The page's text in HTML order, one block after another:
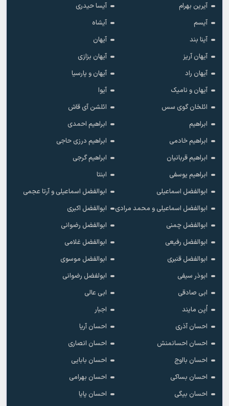
آیرین بهرام
آیسا حیدری
آیسم
آیشاه
آینا بند
آیهان
آیهان آریز
آیهان بزازی
آیهان راد
آیهان و پارسیا
آیهان و نامیک
آیوا
ائلخان گوی سس
ائلشن آی قاش
ابراهیم
ابراهیم احمدی
ابراهیم خادمی
ابراهیم درزی حاجی
ابراهیم قربانیان
ابراهیم گرجی
ابراهیم یوسفی
ابنتا
ابوالفضل اسماعیلی
ابوالفضل اسماعیلی و آرتا عجمی
ابوالفضل اسماعیلی و محمد مرادی
ابوالفضل اکبری
ابوالفضل چمنی
ابوالفضل رضوانی
ابوالفضل رفیعی
ابوالفضل غلامی
ابوالفضل قنبری
ابوالفضل موسوی
ابوذر سیفی
ابولفضل رضوانی
ابی صادقی
ابی عالی
اُپن مایند
اجبار
احسان آذری
احسان آریا
احسان احسانمنش
احسان انصاری
احسان بااوج
احسان بابایی
احسان بساکی
احسان بهرامی
احسان بیگی
احسان پایا